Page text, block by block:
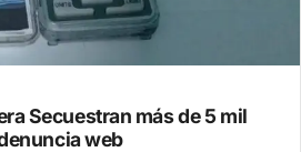
Secuestran más de 5 mil
web